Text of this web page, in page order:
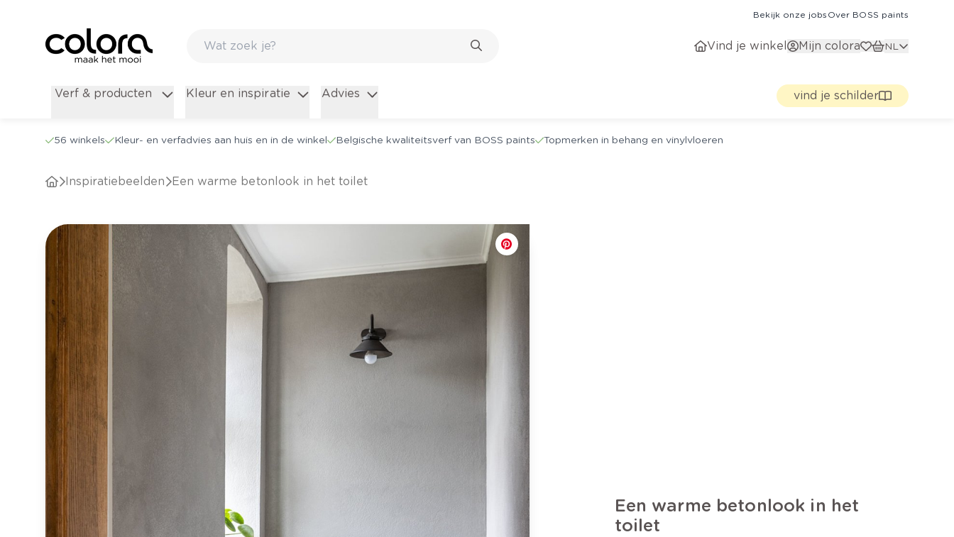
Bekijk onze jobs Over BOSS paints
Vind je winkel Mijn colora NL
Verf & producten Kleur en inspiratie Advies vind je schilder
56 winkels Kleur- en verfadvies aan huis en in de winkel Belgische kwaliteitsverf van BOSS paints Topmerken in behang en vinylvloeren
Inspiratiebeelden Een warme betonlook in het toilet
Een warme betonlook in het
toilet